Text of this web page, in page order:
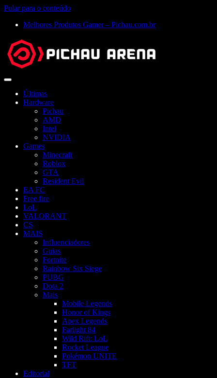
Pular para o conteúdo
Melhores Produtos Gamer – Pichau.com.br
Abrir
Últimas
Hardware
Pichau
AMD
Intel
NVIDIA
Games
Minecraft
Roblox
GTA
Resident Evil
EA FC
Free fire
LoL
VALORANT
CS
MAIS
Influenciadores
Guias
Fortnite
Rainbow Six Siege
PUBG
Dota 2
Mais
Mobile Legends
Honor of Kings
Apex Legends
Farlight 84
Wild Rift: LoL
Rocket League
Pokémon UNITE
TFT
Editorial